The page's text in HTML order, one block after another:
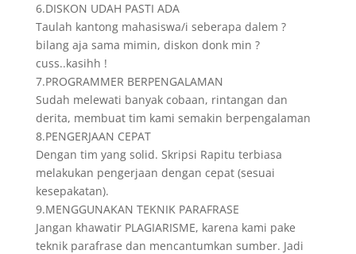
6.DISKON UDAH PASTI ADA
Taulah kantong mahasiswa/i seberapa dalem ?
bilang aja sama mimin, diskon donk min ?
cuss..kasihh !
7.PROGRAMMER BERPENGALAMAN
Sudah melewati banyak cobaan, rintangan dan
derita, membuat tim kami semakin berpengalaman
8.PENGERJAAN CEPAT
Dengan tim yang solid. Skripsi Rapitu terbiasa
melakukan pengerjaan dengan cepat (sesuai
kesepakatan).
9.MENGGUNAKAN TEKNIK PARAFRASE
Jangan khawatir PLAGIARISME, karena kami pake
teknik parafrase dan mencantumkan sumber. Jadi